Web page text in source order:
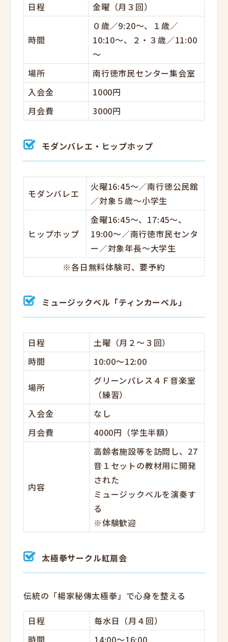
日程 金曜（月３回）
時間
０歳／9:20～、１歳／
10:10～、２・３歳／11:00
～
場所
南行徳市民センター集会室
入会金
1000円
月会費
3000円
モダンバレエ・ヒップホップ
モダンバレエ
火曜16:45～／南行徳公民館
／対象５歳～小学生
ヒップホップ
金曜16:45～、17:45～、
19:00～／南行徳市民センタ
ー／対象年長～大学生
※各日無料体験可、要予約
ミュージックベル「ティンカーベル」
日程
土曜（月２～３回）
時間
10:00～12:00
場所
グリーンパレス４Ｆ音楽室
（練習）
入会金
なし
月会費
4000円（学生半額）
内容
高齢者施設等を訪問し、27
音１セットの教材用に開発
された
ミュージックベルを演奏す
る
※体験歓迎
太極拳サークル紅扇会
伝統の「楊家秘傳太極拳」で心身を整える
日程
毎水日（月４回）